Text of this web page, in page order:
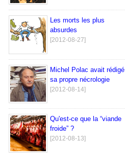
Les morts les plus
absurdes
[2012-08-27]
Michel Polac avait rédigé
sa propre nécrologie
[2012-08-14]
Qu'est-ce que la “viande
froide” ?
[2012-08-13]